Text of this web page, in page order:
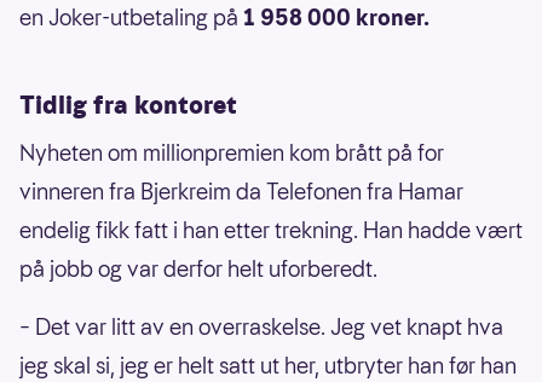
en Joker-utbetaling på 1 958 000 kroner.
Tidlig fra kontoret
Nyheten om millionpremien kom brått på for
vinneren fra Bjerkreim da Telefonen fra Hamar
endelig fikk fatt i han etter trekning. Han hadde vært
på jobb og var derfor helt uforberedt.
– Det var litt av en overraskelse. Jeg vet knapt hva
jeg skal si, jeg er helt satt ut her, utbryter han før han